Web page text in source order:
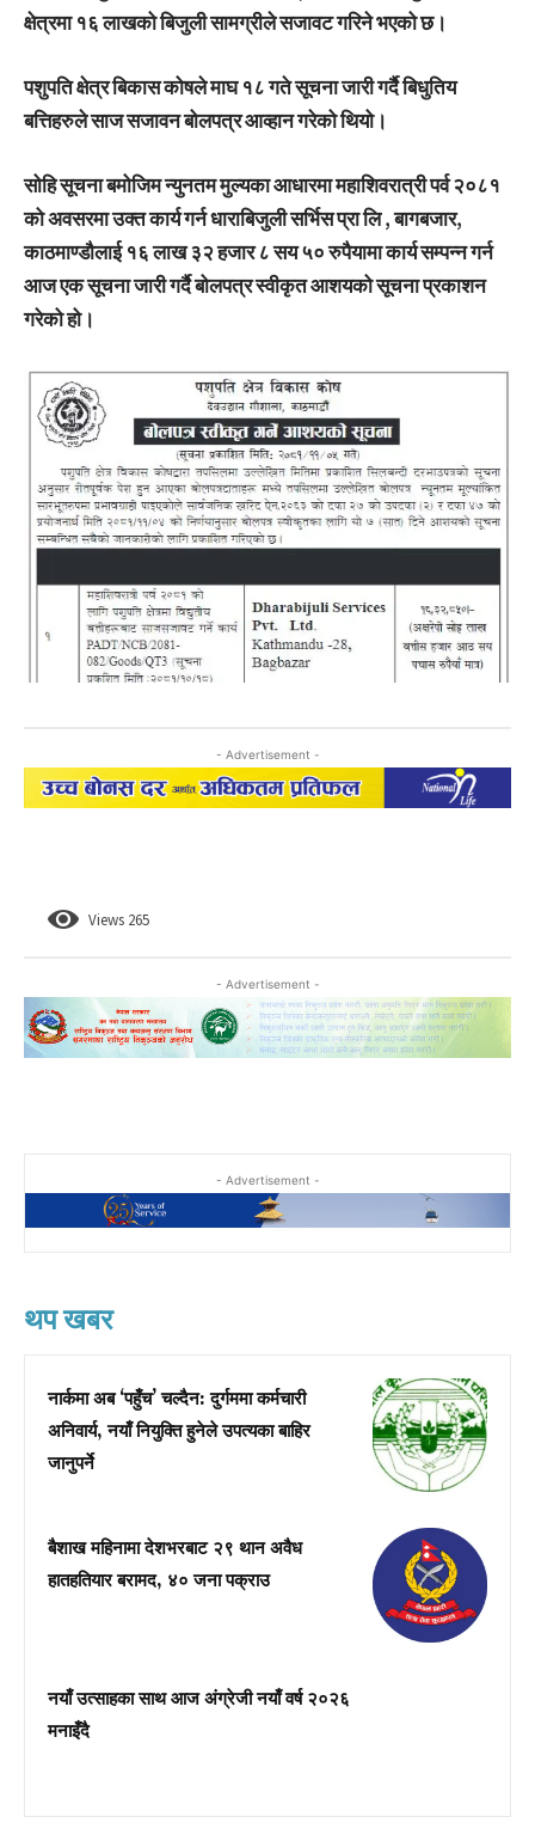
क्षेत्रमा १६ लाखको बिजुली सामग्रीले सजावट गरिने भएको छ।
पशुपति क्षेत्र बिकास कोषले माघ १८ गते सूचना जारी गर्दै बिधुतिय
बत्तिहरुले साज सजावन बोलपत्र आव्हान गरेको थियो।
सोहि सूचना बमोजिम न्युनतम मुल्यका आधारमा महाशिवरात्री पर्व २०८१
को अवसरमा उक्त कार्य गर्नधाराबिजुली सर्भिस प्रा लि, बागबजार,
काठमाण्डौलाई १६ लाख ३२ हजार ८ सय ५० रुपैयामा कार्य सम्पन्न गर्न
आज एक सूचना जारी गर्दै बोलपत्र स्वीकृत आशयको सूचना प्रकाशन
गरेको हो।
- Advertisement -
Views 265
- Advertisement -
- Advertisement -
थप खबर
नार्कमा अब ‘पहुँच’ चल्दैन: दुर्गममा कर्मचारी
अनिवार्य, नयाँ नियुक्ति हुनेले उपत्यका बाहिर
जानुपर्ने
बैशाख महिनामा देशभरबाट २९ थान अवैध
हातहतियार बरामद, ४० जना पक्राउ
नयाँ उत्साहका साथ आज अंग्रेजी नयाँ वर्ष २०२६
मनाइँदै